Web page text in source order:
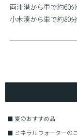
両津港から車で約60分
小木湊から車で約80分
■ 夏のおすすめ品
■ ミネラルウォーターのご